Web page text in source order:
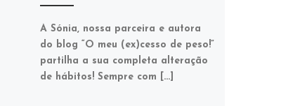
A Sónia, nossa parceira e autora
do blog “O meu (ex)cesso de peso!”
partilha a sua completa alteração
de hábitos! Sempre com […]